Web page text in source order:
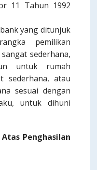
11 Tahun 1992
yang ditunjuk
pemilikan
sederhana,
untuk rumah
sederhana, atau
sesuai dengan
untuk dihuni
Penghasilan